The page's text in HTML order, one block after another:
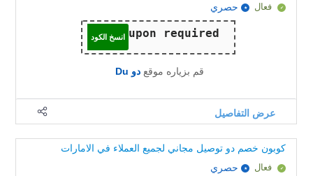
فعال حصري
انسخ الكود
قم بزياره موقعدو Du
عرض التفاصيل
كوبون خصم دو توصيل مجاني لجميع العملاء في الامارات
فعال حصري